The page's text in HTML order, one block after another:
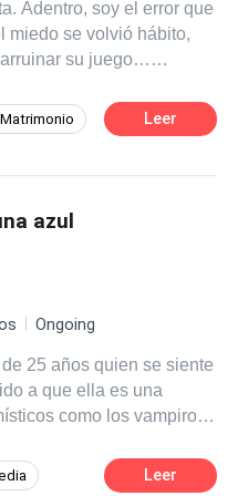
suyo. Arisco, frío,
con Luna, quien
cosas que le suceden.
verdad sale a la luz y
muy diferentes.
Adentro, soy el error que
miedo se volvió hábito,
arruinar su juego…
Leer
azul
Ongoing
25 años quien se siente
a que ella es una
como los vampiros
el máximo cargo de los
Leer